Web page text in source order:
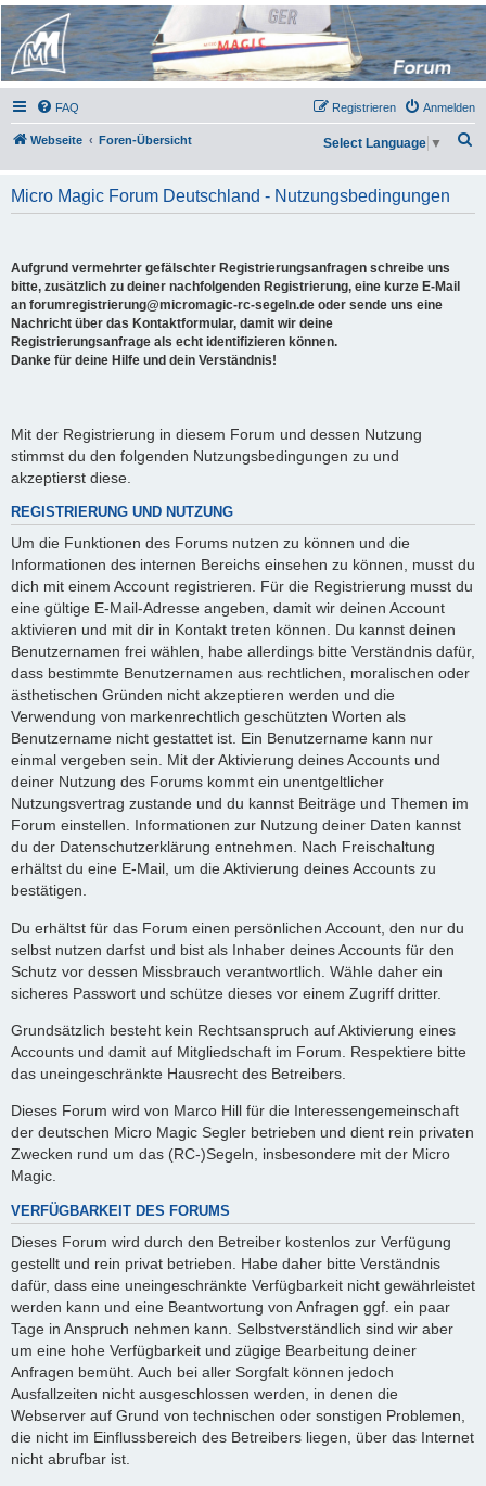
Micro Magic Forum
Deutschland
FAQ Anmelden
Registrieren
Webseite Foren-Übersicht
h
Select Language ▼
Micro Magic Forum Deutschland - Nutzungsbedingungen
Aufgrund vermehrter gefälschter Registrierungsanfragen schreibe uns
bitte, zusätzlich zu deiner nachfolgenden Registrierung, eine kurze E-Mail
an forumregistrierung@micromagic-rc-segeln.de oder sende uns eine
Nachricht über das Kontaktformular, damit wir deine
Registrierungsanfrage als echt identifizieren können.
Danke für deine Hilfe und dein Verständnis!
Mit der Registrierung in diesem Forum und dessen Nutzung
stimmst du den folgenden Nutzungsbedingungen zu und
akzeptierst diese.
REGISTRIERUNG UND NUTZUNG
Um die Funktionen des Forums nutzen zu können und die
Informationen des internen Bereichs einsehen zu können, musst du
dich mit einem Account registrieren. Für die Registrierung musst du
eine gültige E-Mail-Adresse angeben, damit wir deinen Account
aktivieren und mit dir in Kontakt treten können. Du kannst deinen
Benutzernamen frei wählen, habe allerdings bitte Verständnis dafür,
dass bestimmte Benutzernamen aus rechtlichen, moralischen oder
ästhetischen Gründen nicht akzeptieren werden und die
Verwendung von markenrechtlich geschützten Worten als
Benutzername nicht gestattet ist. Ein Benutzername kann nur
einmal vergeben sein. Mit der Aktivierung deines Accounts und
deiner Nutzung des Forums kommt ein unentgeltlicher
Nutzungsvertrag zustande und du kannst Beiträge und Themen im
Forum einstellen. Informationen zur Nutzung deiner Daten kannst
du der Datenschutzerklärung entnehmen. Nach Freischaltung
erhältst du eine E-Mail, um die Aktivierung deines Accounts zu
bestätigen.
Du erhältst für das Forum einen persönlichen Account, den nur du
selbst nutzen darfst und bist als Inhaber deines Accounts für den
Schutz vor dessen Missbrauch verantwortlich. Wähle daher ein
sicheres Passwort und schütze dieses vor einem Zugriff dritter.
Grundsätzlich besteht kein Rechtsanspruch auf Aktivierung eines
Accounts und damit auf Mitgliedschaft im Forum. Respektiere bitte
das uneingeschränkte Hausrecht des Betreibers.
Dieses Forum wird von Marco Hill für die Interessengemeinschaft
der deutschen Micro Magic Segler betrieben und dient rein privaten
Zwecken rund um das (RC-)Segeln, insbesondere mit der Micro
Magic.
VERFÜGBARKEIT DES FORUMS
Dieses Forum wird durch den Betreiber kostenlos zur Verfügung
gestellt und rein privat betrieben. Habe daher bitte Verständnis
dafür, dass eine uneingeschränkte Verfügbarkeit nicht gewährleistet
werden kann und eine Beantwortung von Anfragen ggf. ein paar
Tage in Anspruch nehmen kann. Selbstverständlich sind wir aber
um eine hohe Verfügbarkeit und zügige Bearbeitung deiner
Anfragen bemüht. Auch bei aller Sorgfalt können jedoch
Ausfallzeiten nicht ausgeschlossen werden, in denen die
Webserver auf Grund von technischen oder sonstigen Problemen,
die nicht im Einflussbereich des Betreibers liegen, über das Internet
nicht abrufbar ist.